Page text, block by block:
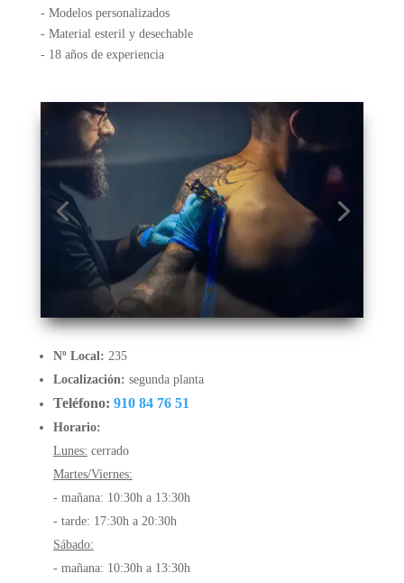
- Modelos personalizados
- Material esteril y desechable
- 18 años de experiencia
Nº Local: 235
Localización: segunda planta
Teléfono: 910 84 76 51
Horario:
Lunes: cerrado
Martes/Viernes:
- mañana: 10:30h a 13:30h
- tarde: 17:30h a 20:30h
Sábado:
- mañana: 10:30h a 13:30h